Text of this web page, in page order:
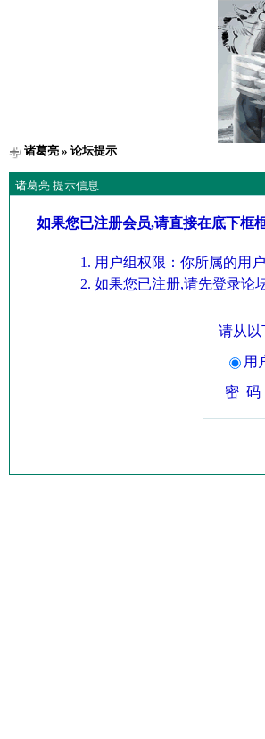
诸葛亮» 论坛提示
诸葛亮 提示信息
如果您已注册会员,请直接在底下框
用户组权限：你所属的用
如果您已注册,请先登录论
请从以
用
密 码